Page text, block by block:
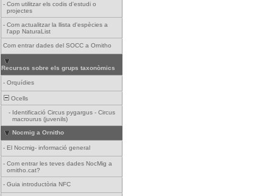
- Com utilitzar els codis d'estudi o
projectes
- Com actualitzar la llista d'espècies a
l'app NaturaList
Com entrar dades del SOCC a Ornitho
Recursos sobre els grups taxonòmics
- Orquídies
Ocells
- Identificació Circus pygargus - Circus
macrourus (juvenils)
Nocmig a Ornitho
- El Nocmig- informació general
- Com entrar les teves dades NocMig a
ornitho.cat?
- Guia introductòria NFC